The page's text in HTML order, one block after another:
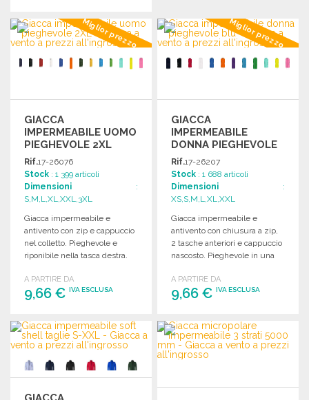
ORDINARE
Richiedi un preventivo
Richiedi un preventivo
Miglior prezzo
GIACCA
IMPERMEABILE UOMO
PIEGHEVOLE 2XL
Rif.17-26076
Stock : 1 399 articoli
Dimensioni :
S,M,L,XL,XXL,3XL
Giacca impermeabile e
antivento con zip e cappuccio
nel colletto. Pieghevole e
riponibile nella tasca destra.
A PARTIRE DA
9,66 € IVA ESCLUSA
ORDINARE
Richiedi un preventivo
Miglior prezzo
GIACCA
IMPERMEABILE
DONNA PIEGHEVOLE
BLU
Rif.17-26207
Stock : 1 688 articoli
Dimensioni :
XS,S,M,L,XL,XXL
Giacca impermeabile e
antivento con chiusura a zip,
2 tasche anteriori e cappuccio
nascosto. Pieghevole in una
A PARTIRE DA
9,66 €IVA ESCLUSA
ORDINARE
Richiedi un preventivo